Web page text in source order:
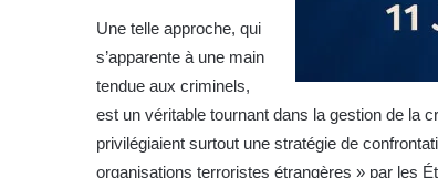
Une telle approche, qui
s’apparente à une main
tendue aux criminels,
est un véritable tournant dans la gestion de la
privilégiaient surtout une stratégie de
organisations terroristes étrangères » par les